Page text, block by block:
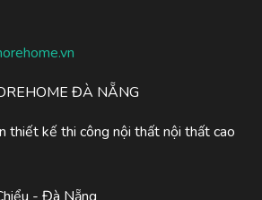
ĐÀ NẴNG
thiết kế thi công nội thất nội thất cao